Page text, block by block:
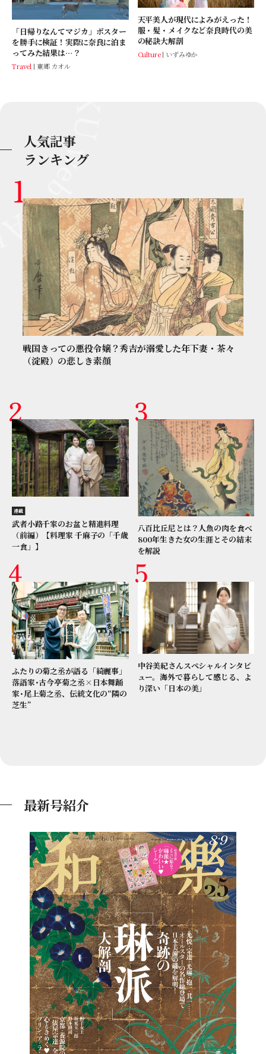
「日帰りなんてマジカ」ポスター
を勝手に検証！実際に奈良に泊ま
ってみた結果は…？
Travel 東郷 カオル
天平美人が現代によみがえった！
服・髪・メイクなど奈良時代の美
の秘訣大解剖
Culture いずみゆか
人気記事
ランキング
戦国きっての悪役令嬢？秀吉が溺愛した年下妻・茶々
（淀殿）の悲しき素顔
連載
武者小路千家のお盆と精進料理
（前編）【料理家 千麻子の「千歳
一食」】
八百比丘尼とは？人魚の肉を食べ
800年生きた女の生涯とその結末
を解説
ふたりの菊之丞が語る「綺麗事」
落語家･古今亭菊之丞×日本舞踊
家･尾上菊之丞、伝統文化の“隣の
芝生”
中谷美紀さんスペシャルインタビ
ュー。海外で暮らして感じる、よ
り深い「日本の美」
最新号紹介